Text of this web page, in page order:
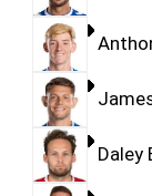
Daley